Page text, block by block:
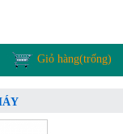
Giỏ hàng(trống)